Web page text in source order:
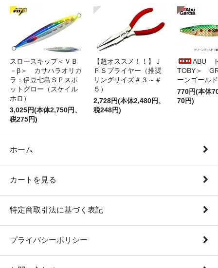
スロースキップ＜ＶＢ
－β＞ カサハラオリカ
ラ：伊豆七島ＳＰスポ
ットグロー（スケイル
ホロ）
3,025円(本体2,750円、
税275円)
【超オススメ！！】Ｊ
ＰＳプライヤー（推奨
リングサイズ＃３～＃
５）
2,728円(本体2,480円、
税248円)
ABU
TOBY＞
ーンゴールド
770円(本体
70円)
ホーム
カートを見る
特定商取引法に基づく表記
プライバシーポリシー